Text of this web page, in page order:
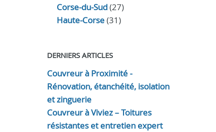
Corse-du-Sud(27)
Haute-Corse(31)
DERNIERS ARTICLES
Couvreur à Proximité -
Rénovation, étanchéité, isolation
et zinguerie
Couvreur à Viviez – Toitures
résistantes et entretien expert